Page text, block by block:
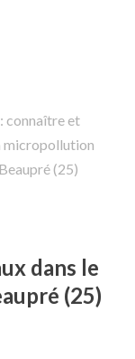
connaître et
micropollution
(25)
dans le
(25)